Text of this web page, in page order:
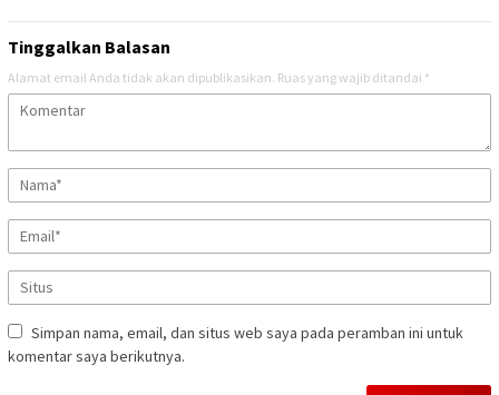
Tinggalkan Balasan
Alamat email Anda tidak akan dipublikasikan. Ruas yang wajib ditandai *
Simpan nama, email, dan situs web saya pada peramban ini untuk
komentar saya berikutnya.